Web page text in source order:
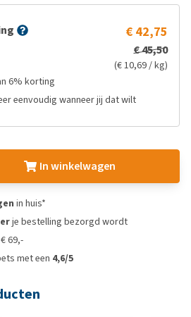
€ 42,75
€ 45,50
(€ 10,69 / kg)
6% korting
eenvoudig wanneer jij dat wilt
In winkelwagen
in huis*
je bestelling bezorgd wordt
69,-
met een 4,6/5